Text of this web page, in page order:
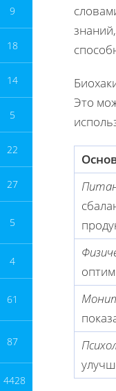
9
18
14
5
22
27
5
4
61
87
4428
Это